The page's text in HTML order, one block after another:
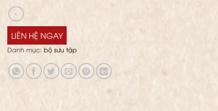
LIÊN HỆ NGAY
Danh mục: bộ sưu tập